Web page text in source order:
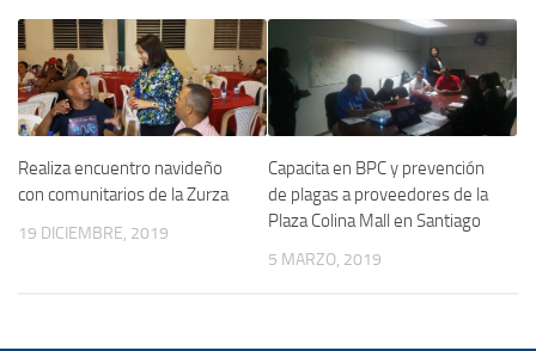
Realiza encuentro navideño
con comunitarios de la Zurza
19 DICIEMBRE, 2019
Capacita en BPC y prevención
de plagas a proveedores de la
Plaza Colina Mall en Santiago
5 MARZO, 2019